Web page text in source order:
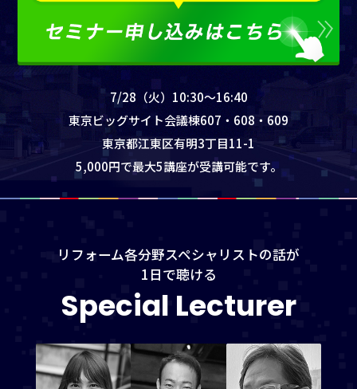
7/28（火）10:30～16:40
東京ビッグサイト会議棟607・608・609
東京都江東区有明3丁目11-1
5,000円で最大5講座が受講可能です。
リフォーム各分野スペシャリストの話が
1日で聴ける
Special Lecturer